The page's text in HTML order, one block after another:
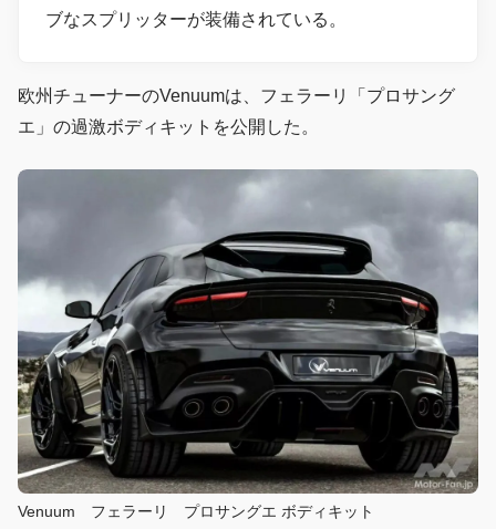
ブなスプリッターが装備されている。
欧州チューナーのVenuumは、フェラーリ「プロサング
エ」の過激ボディキットを公開した。
Venuum フェラーリ プロサングエ ボディキット